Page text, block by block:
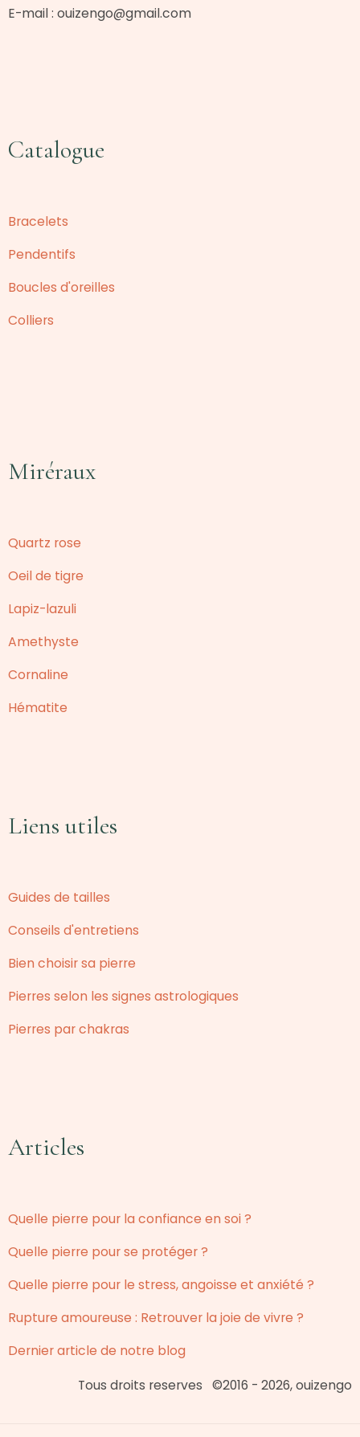
E-mail : ouizengo@gmail.com
Catalogue
Bracelets
Pendentifs
Boucles d'oreilles
Colliers
Miréraux
Quartz rose
Oeil de tigre
Lapiz-lazuli
Amethyste
Cornaline
Hématite
Liens utiles
Guides de tailles
Conseils d'entretiens
Bien choisir sa pierre
Pierres selon les signes astrologiques
Pierres par chakras
Articles
Quelle pierre pour la confiance en soi ?
Quelle pierre pour se protéger ?
Quelle pierre pour le stress, angoisse et anxiété ?
Rupture amoureuse : Retrouver la joie de vivre ?
Dernier article de notre blog
Tous droits reserves ©2016 - 2026, ouizengo